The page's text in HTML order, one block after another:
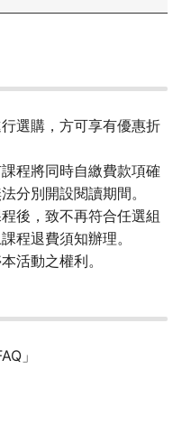
選購，方可享有優惠折
程將同時自繳費款項確
分別開設閱讀期間。
後，致不再符合任選組
程退費須知辦理。
活動之權利。
」